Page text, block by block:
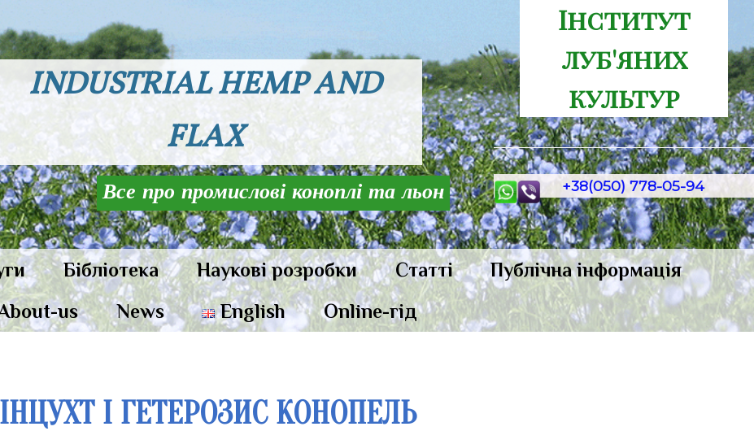
INDUSTRIAL HEMP AND
FLAX
Все про промислові коноплі та льон
Інститут
луб'яних
культур
+38(050) 778-05-94
Бібліотека Наукові розробки Статті
Публічна інформація
us
News English Online-гід
ІНЦУХТ І ГЕТЕРОЗИС КОНОПЕЛЬ